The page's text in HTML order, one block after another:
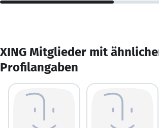
XING Mitglieder mit
Profilangaben